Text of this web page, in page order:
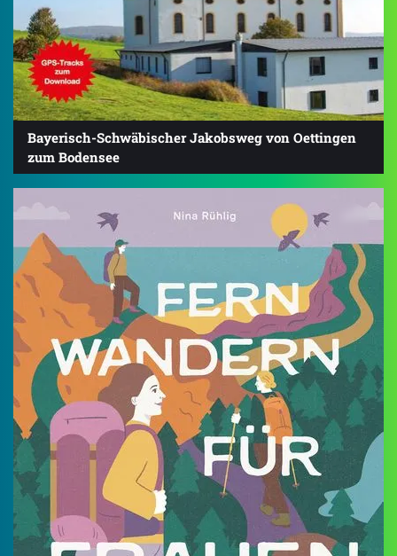
Bayerisch-Schwäbischer Jakobsweg von Oettingen
zum Bodensee